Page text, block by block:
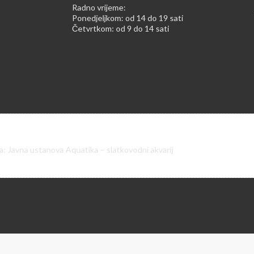
Radno vrijeme:
Ponedjeljkom: od 14 do 19 sati
Četvrtkom: od 9 do 14 sati
Javna ustanova Aquatika – slatkovodni akvarij